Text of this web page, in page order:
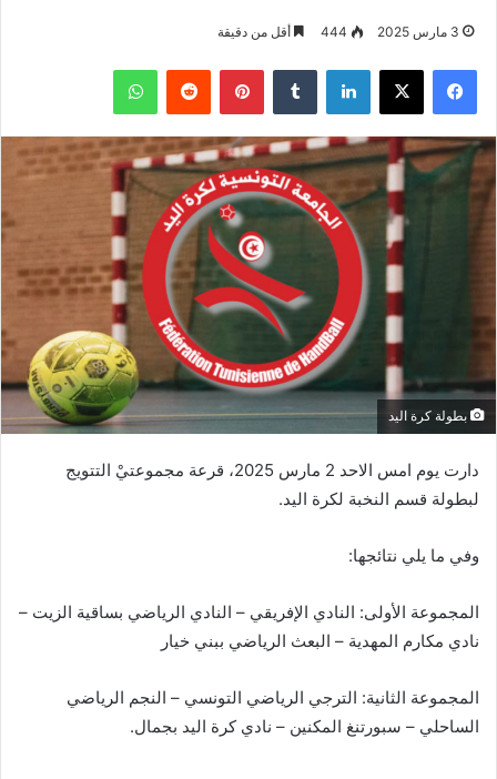
3 مارس 2025 444 أقل من دقيقة
فيسبوك ‫X لينكدإن بينتيريست واتساب
بطولة كرة اليد
دارت يوم امس الاحد 2 مارس 2025، قرعة مجموعتيْ التتويج
لبطولة قسم النخبة لكرة اليد.
وفي ما يلي نتائجها:
المجموعة الأولى: النادي الإفريقي – النادي الرياضي بساقية الزيت –
نادي مكارم المهدية – البعث الرياضي ببني خيار
المجموعة الثانية: الترجي الرياضي التونسي – النجم الرياضي
الساحلي – سبورتنغ المكنين – نادي كرة اليد بجمال.